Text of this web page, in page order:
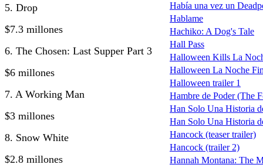
5. Drop
$7.3 millones
6. The Chosen: Last Supper Part 3
$6 millones
7. A Working Man
$3 millones
8. Snow White
$2.8 millones
Había una vez un
Hablame
Hachiko: A Dog's Tale
Hall Pass
Halloween Kills La
Halloween La Noche
Halloween trailer 1
Hambre de Poder (The
Han Solo Una Historia
Han Solo Una Historia
Hancock (teaser trailer)
Hancock (trailer 2)
Hannah Montana: The